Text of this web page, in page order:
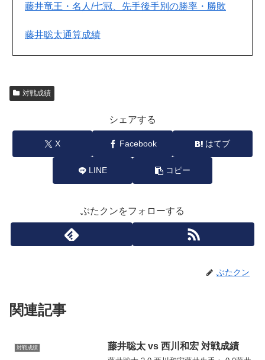
藤井竜王・名人/七冠、先手後手別の勝率・勝敗
藤井聡太通算成績
対戦成績
シェアする
X Facebook はてブ
LINE コピー
ぶたクンをフォローする
ぶたクン
関連記事
対戦成績 藤井聡太 vs 西川和宏 対戦成績